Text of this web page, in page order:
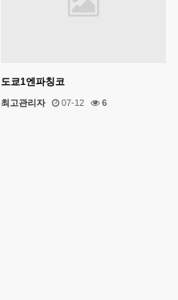
도쿄1엔파칭코
최고관리자 07-12 6